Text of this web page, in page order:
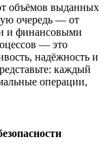
объёмов выданных
очередь — от
и финансовыми
— это
надёжность и
каждый
операции,